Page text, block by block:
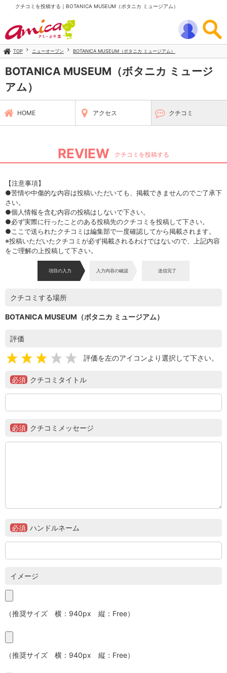
クチコミを投稿する｜BOTANICA MUSEUM（ボタニカ ミュージアム）
TOP ニューオープン BOTANICA MUSEUM（ボタニカ ミュージアム）
BOTANICA MUSEUM（ボタニカ ミュージ
アム）
HOME アクセス クチコミ
REVIEW クチコミを投稿する
【注意事項】
●苦情や中傷的な内容は投稿いただいても、掲載できませんのでご了承下
さい。
●個人情報を含む内容の投稿はしないで下さい。
●必ず実際に行ったことのある投稿先のクチコミを投稿して下さい。
●ここで送られたクチコミは編集部で一度確認してから掲載されます。
※投稿いただいたクチコミが必ず掲載されるわけではないので、上記内容
をご理解の上投稿して下さい。
項目の入力 入力内容の確認 送信完了
クチコミする場所
BOTANICA MUSEUM（ボタニカ ミュージアム）
評価
評価を左のアイコンより選択して下さい。
必須 クチコミタイトル
必須 クチコミメッセージ
必須 ハンドルネーム
イメージ
（推奨サイズ 横：940px 縦：Free）
（推奨サイズ 横：940px 縦：Free）